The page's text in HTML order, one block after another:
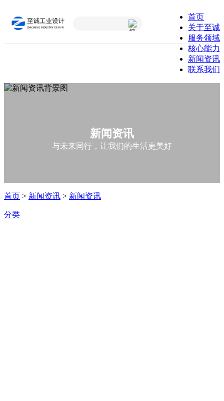
首页
关于至诚
服务领域
核心能力
新闻资讯
联系我们
新闻资讯
与未来同行，让我们的生活更美好
首页 > 新闻资讯 > 新闻资讯
分类